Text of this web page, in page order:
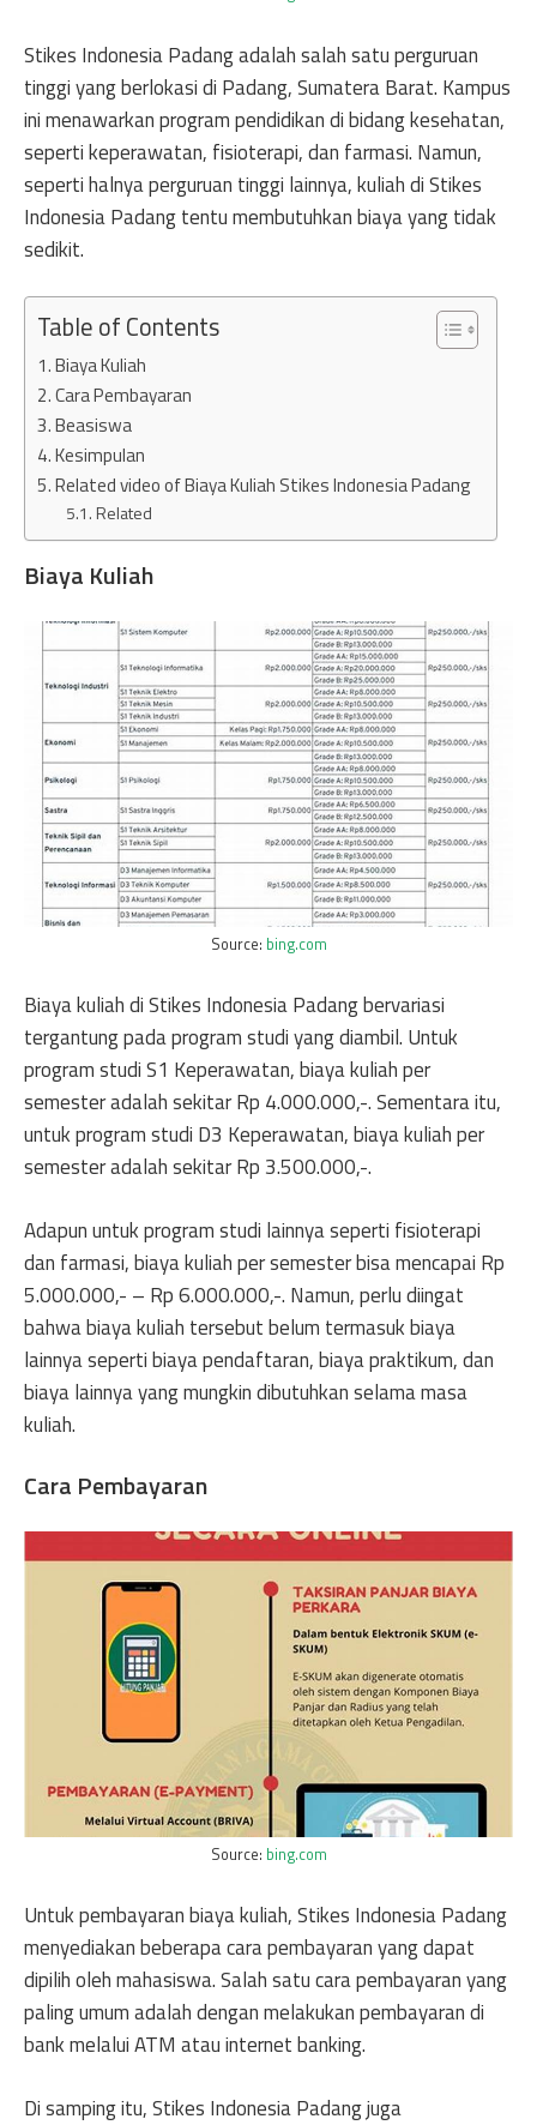
Stikes Indonesia Padang adalah salah satu perguruan
tinggi yang berlokasi di Padang, Sumatera Barat. Kampus
ini menawarkan program pendidikan di bidang kesehatan,
seperti keperawatan, fisioterapi, dan farmasi. Namun,
seperti halnya perguruan tinggi lainnya, kuliah di Stikes
Indonesia Padang tentu membutuhkan biaya yang tidak
sedikit.
Table of Contents
Biaya Kuliah
Cara Pembayaran
Beasiswa
Kesimpulan
Related video of Biaya Kuliah Stikes Indonesia Padang
Related
Biaya Kuliah
Source: bing.com
Biaya kuliah di Stikes Indonesia Padang bervariasi
tergantung pada program studi yang diambil. Untuk
program studi S1 Keperawatan, biaya kuliah per
semester adalah sekitar Rp 4.000.000,-. Sementara itu,
untuk program studi D3 Keperawatan, biaya kuliah per
semester adalah sekitar Rp 3.500.000,-.
Adapun untuk program studi lainnya seperti fisioterapi
dan farmasi, biaya kuliah per semester bisa mencapai Rp
5.000.000,- – Rp 6.000.000,-. Namun, perlu diingat
bahwa biaya kuliah tersebut belum termasuk biaya
lainnya seperti biaya pendaftaran, biaya praktikum, dan
biaya lainnya yang mungkin dibutuhkan selama masa
kuliah.
Cara Pembayaran
Source: bing.com
Untuk pembayaran biaya kuliah, Stikes Indonesia Padang
menyediakan beberapa cara pembayaran yang dapat
dipilih oleh mahasiswa. Salah satu cara pembayaran yang
paling umum adalah dengan melakukan pembayaran di
bank melalui ATM atau internet banking.
Di samping itu, Stikes Indonesia Padang juga